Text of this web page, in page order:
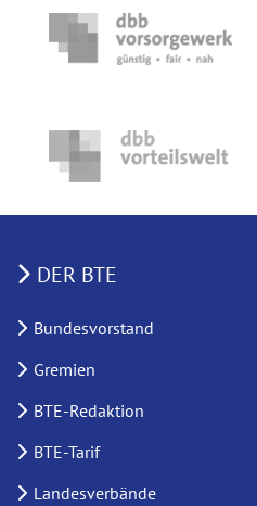
DER BTE
Bundesvorstand
Gremien
BTE-Redaktion
BTE-Tarif
Landesverbände